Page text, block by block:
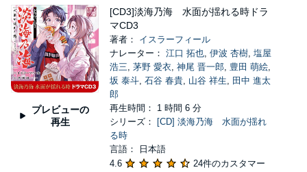
プレビューの
再生
[CD3]淡海乃海 水面が揺れる時ドラ
マCD3
著者： イスラーフィール
ナレーター： 江口 拓也, 伊波 杏樹, 塩屋
浩三, 茅野 愛衣, 神尾 晋一郎, 豊田 萌絵,
坂 泰斗, 石谷 春貴, 山谷 祥生, 田中 進太
郎
再生時間： 1 時間 6 分
シリーズ：
[CD] 淡海乃海 水面が揺れ
る時
言語： 日本語
4.6
24件のカスタマー